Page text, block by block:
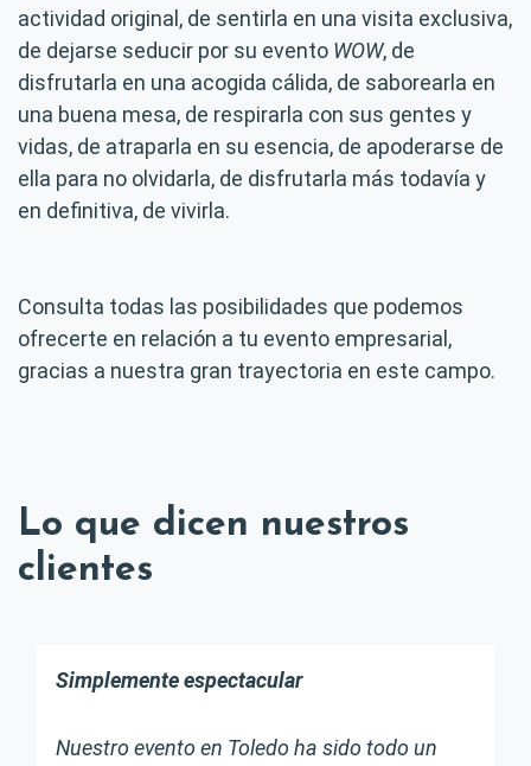
actividad original, de sentirla en una visita exclusiva,
de dejarse seducir por su evento WOW, de
disfrutarla en una acogida cálida, de saborearla en
una buena mesa, de respirarla con sus gentes y
vidas, de atraparla en su esencia, de apoderarse de
ella para no olvidarla, de disfrutarla más todavía y
en definitiva, de vivirla.
Consulta todas las posibilidades que podemos
ofrecerte en relación a tu evento empresarial,
gracias a nuestra gran trayectoria en este campo.
Lo que dicen nuestros
clientes
Simplemente espectacular
Nuestro evento en Toledo ha sido todo un